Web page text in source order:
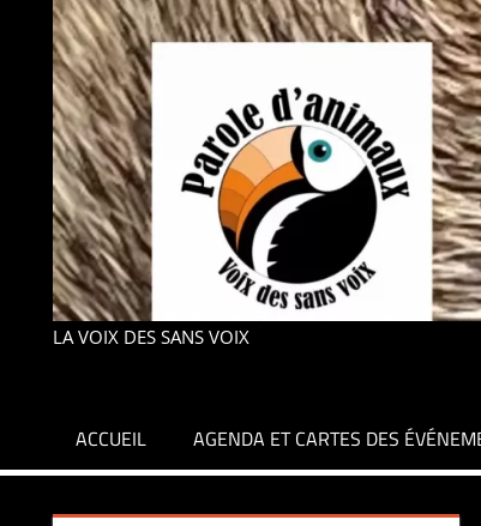
LA VOIX DES SANS VOIX
ACCUEIL AGENDA ET CARTES DES